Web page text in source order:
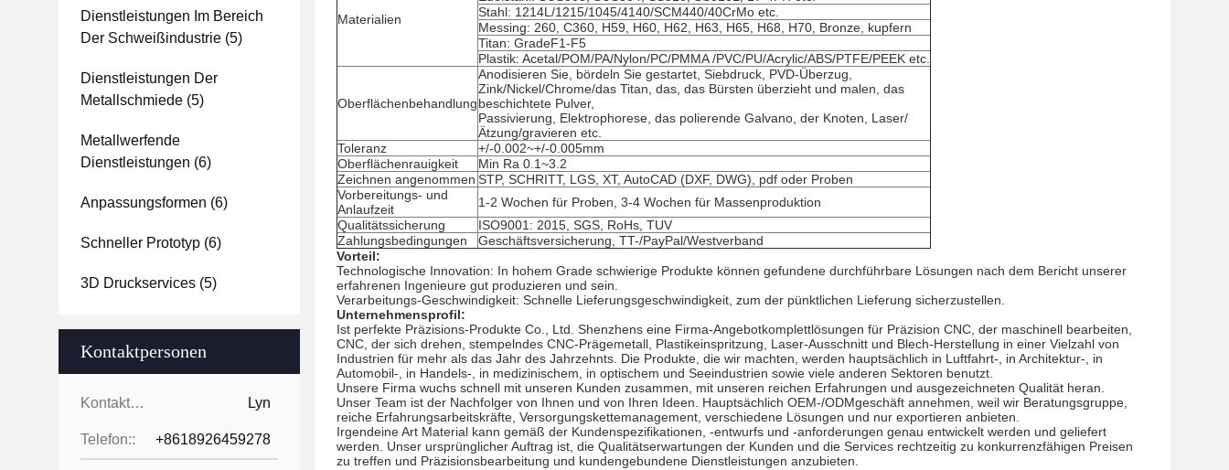
Dienstleistungen Im Bereich
Der Schweißindustrie (5)
Dienstleistungen Der
Metallschmiede (5)
Metallwerfende
Dienstleistungen (6)
Anpassungsformen (6)
Schneller Prototyp (6)
3D Druckservices (5)
Kontaktpersonen
Kontaktpersonen: Lyn
Telefon:: +8618926459278
Materialien
Stahl: 1214L/1215/1045/4140/SCM440/40CrMo etc.
Messing: 260, C360, H59, H60, H62, H63, H65, H68, H70, Bronze, kupfern
Titan: GradeF1-F5
Plastik: Acetal/POM/PA/Nylon/PC/PMMA /PVC/PU/Acrylic/ABS/PTFE/PEEK etc.
Oberflächenbehandlung
Anodisieren Sie, bördeln Sie gestartet, Siebdruck, PVD-Überzug,
Zink/Nickel/Chrome/das Titan, das, das Bürsten überzieht und malen, das
beschichtete Pulver,
Passivierung, Elektrophorese, das polierende Galvano, der Knoten, Laser/
Ätzung/gravieren etc.
Toleranz
+/-0.002~+/-0.005mm
Oberflächenrauigkeit
Min Ra 0.1~3.2
Zeichnen angenommen STP, SCHRITT, LGS, XT, AutoCAD (DXF, DWG), pdf oder Proben
Vorbereitungs- und
Anlaufzeit
1-2 Wochen für Proben, 3-4 Wochen für Massenproduktion
Qualitätssicherung
ISO9001: 2015, SGS, RoHs, TUV
Zahlungsbedingungen
Geschäftsversicherung, TT-/PayPal/Westverband
Vorteil:
Technologische Innovation: In hohem Grade schwierige Produkte können gefundene durchführbare Lösungen nach dem Bericht unserer
erfahrenen Ingenieure gut produzieren und sein.
Verarbeitungs-Geschwindigkeit: Schnelle Lieferungsgeschwindigkeit, zum der pünktlichen Lieferung sicherzustellen.
Unternehmensprofil:
Ist perfekte Präzisions-Produkte Co., Ltd. Shenzhens eine Firma-Angebotkomplettlösungen für Präzision CNC, der maschinell bearbeiten,
CNC, der sich drehen, stempelndes CNC-Prägemetall, Plastikeinspritzung, Laser-Ausschnitt und Blech-Herstellung in einer Vielzahl von
Industrien für mehr als das Jahr des Jahrzehnts. Die Produkte, die wir machten, werden hauptsächlich in Luftfahrt-, in Architektur-, in
Automobil-, in Handels-, in medizinischem, in optischem und Seeindustrien sowie viele anderen Sektoren benutzt.
Unsere Firma wuchs schnell mit unseren Kunden zusammen, mit unseren reichen Erfahrungen und ausgezeichneten Qualität heran.
Unser Team ist der Nachfolger von Ihnen und von Ihren Ideen. Hauptsächlich OEM-/ODMgeschäft annehmen, weil wir Beratungsgruppe,
reiche Erfahrungsarbeitskräfte, Versorgungskettemanagement, verschiedene Lösungen und nur exportieren anbieten.
Irgendeine Art Material kann gemäß der Kundenspezifikationen, -entwurfs und -anforderungen genau entwickelt werden und geliefert
werden. Unser ursprünglicher Auftrag ist, die Qualitätserwartungen der Kunden und die Services rechtzeitig zu konkurrenzfähigen Preisen
zu treffen und Präzisionsbearbeitung und kundengebundene Dienstleistungen anzubieten.